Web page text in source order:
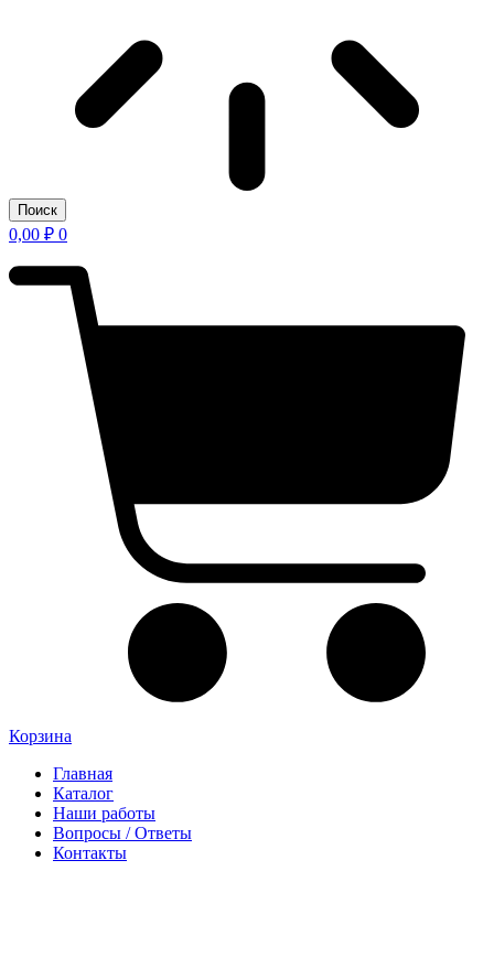
Поиск
0,00 ₽ 0
Корзина
Главная
Каталог
Наши работы
Вопросы / Ответы
Контакты